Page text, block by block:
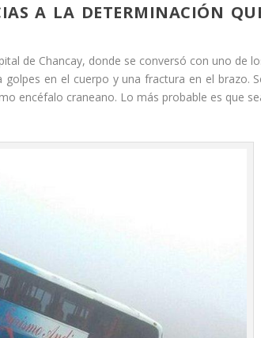
A LA DETERMINACIÓN
de Chancay, donde se conversó con uno de
en el cuerpo y una fractura en el brazo.
encéfalo craneano. Lo más probable es que